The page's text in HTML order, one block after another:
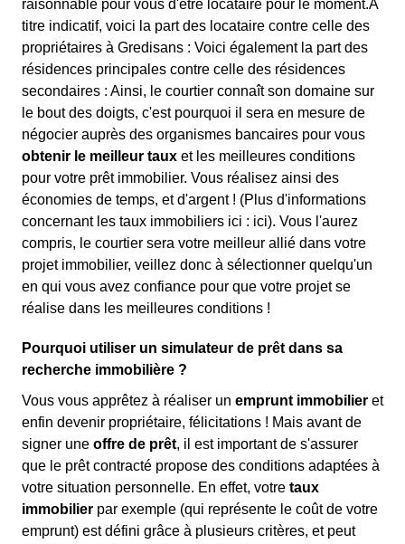
raisonnable pour vous d'être locataire pour le moment.À
titre indicatif, voici la part des locataire contre celle des
propriétaires à Gredisans : Voici également la part des
résidences principales contre celle des résidences
secondaires : Ainsi, le courtier connaît son domaine sur
le bout des doigts, c'est pourquoi il sera en mesure de
négocier auprès des organismes bancaires pour vous
obtenir le meilleur taux et les meilleures conditions
pour votre prêt immobilier. Vous réalisez ainsi des
économies de temps, et d'argent ! (Plus d'informations
concernant les taux immobiliers ici : ici). Vous l'aurez
compris, le courtier sera votre meilleur allié dans votre
projet immobilier, veillez donc à sélectionner quelqu'un
en qui vous avez confiance pour que votre projet se
réalise dans les meilleures conditions !
Pourquoi utiliser un simulateur de prêt dans sa
recherche immobilière ?
Vous vous apprêtez à réaliser un emprunt immobilier et
enfin devenir propriétaire, félicitations ! Mais avant de
signer une offre de prêt, il est important de s'assurer
que le prêt contracté propose des conditions adaptées à
votre situation personnelle. En effet, votre taux
immobilier par exemple (qui représente le coût de votre
emprunt) est défini grâce à plusieurs critères, et peut